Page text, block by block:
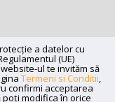
a datelor cu
(UE)
ul te invităm să
Termeni si Conditii,
confirmi acceptarea
modifica în orice
reserved.
C.U.I.: RO17197870,